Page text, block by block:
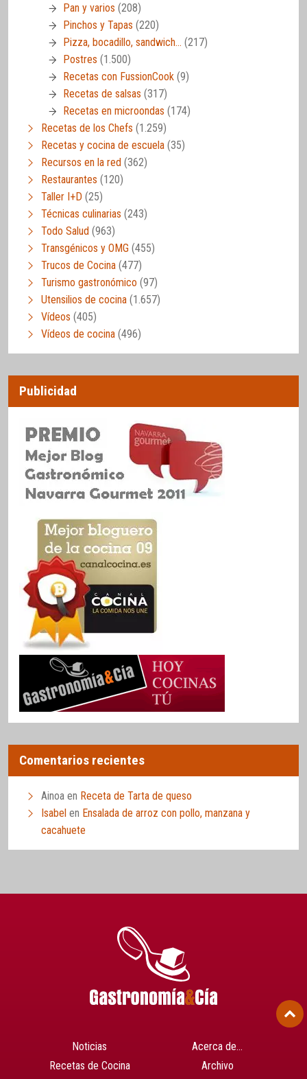
Pan y varios (208)
Pinchos y Tapas (220)
Pizza, bocadillo, sandwich… (217)
Postres (1.500)
Recetas con FussionCook (9)
Recetas de salsas (317)
Recetas en microondas (174)
Recetas de los Chefs (1.259)
Recetas y cocina de escuela (35)
Recursos en la red (362)
Restaurantes (120)
Taller I+D (25)
Técnicas culinarias (243)
Todo Salud (963)
Transgénicos y OMG (455)
Trucos de Cocina (477)
Turismo gastronómico (97)
Utensilios de cocina (1.657)
Vídeos (405)
Vídeos de cocina (496)
Publicidad
Comentarios recientes
Ainoa en Receta de Tarta de queso
Isabel en Ensalada de arroz con pollo, manzana y
cacahuete
Noticias
Recetas de Cocina
Acerca de…
Archivo